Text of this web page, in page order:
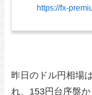
https://fx-
昨日のドル円相場
れ、153円台序盤